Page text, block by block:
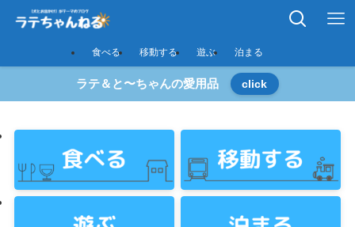
食べる 移動する 遊ぶ 泊まる
ラテ＆と〜ちゃんの愛用品 click